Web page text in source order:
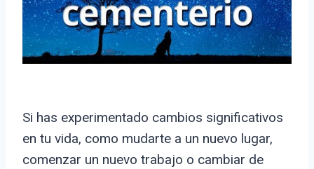
Si has experimentado cambios significativos
en tu vida, como mudarte a un nuevo lugar,
comenzar un nuevo trabajo o cambiar de